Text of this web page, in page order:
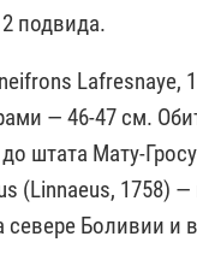
подвида.
Lafresnaye,
— 46-47 см.
штата Мату-
(Linnaeus, 1758)
севере Боливии и